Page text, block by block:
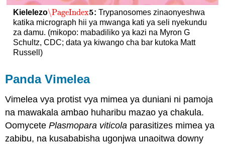
Kielelezo\PageIndex5
\PageIndex5: Trypanosomes zinaonyeshwa
katika micrograph hii ya mwanga kati ya seli nyekundu
za damu. (mikopo: mabadiliko ya kazi na Myron G
Schultz, CDC; data ya kiwango cha bar kutoka Matt
Russell)
Panda Vimelea
Vimelea vya protist vya mimea ya duniani ni pamoja
na mawakala ambao huharibu mazao ya chakula.
OomycetePlasmopara viticola parasitizes mimea ya
zabibu, na kusababisha ugonjwa unaoitwa downy